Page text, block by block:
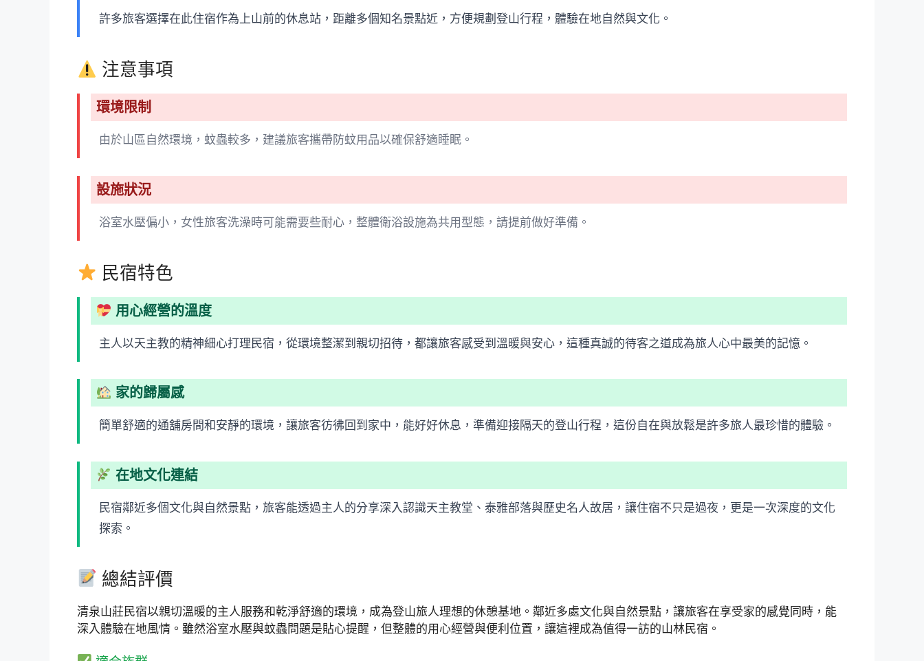
許多旅客選擇在此住宿作為上山前的休息站，距離多個知名景點近，方便規劃登山行程，體驗在地自然與文化。
注意事項
環境限制
由於山區自然環境，蚊蟲較多，建議旅客攜帶防蚊用品以確保舒適睡眠。
設施狀況
浴室水壓偏小，女性旅客洗澡時可能需要些耐心，整體衛浴設施為共用型態，請提前做好準備。
民宿特色
用心經營的溫度
主人以天主教的精神細心打理民宿，從環境整潔到親切招待，都讓旅客感受到溫暖與安心，這種真誠的待客之道成為旅人心中最美的記憶。
家的歸屬感
簡單舒適的通舖房間和安靜的環境，讓旅客彷彿回到家中，能好好休息，準備迎接隔天的登山行程，這份自在與放鬆是許多旅人最珍惜的體驗。
在地文化連結
民宿鄰近多個文化與自然景點，旅客能透過主人的分享深入認識天主教堂、泰雅部落與歷史名人故居，讓住宿不只是過夜，更是一次深度的文化
探索。
總結評價
清泉山莊民宿以親切溫暖的主人服務和乾淨舒適的環境，成為登山旅人理想的休憩基地。鄰近多處文化與自然景點，讓旅客在享受家的感覺同時，能
深入體驗在地風情。雖然浴室水壓與蚊蟲問題是貼心提醒，但整體的用心經營與便利位置，讓這裡成為值得一訪的山林民宿。